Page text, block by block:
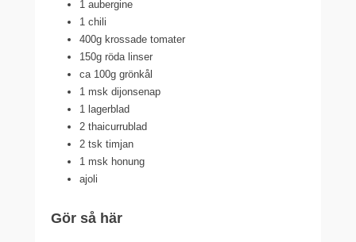
1 aubergine
1 chili
400g krossade tomater
150g röda linser
ca 100g grönkål
1 msk dijonsenap
1 lagerblad
2 thaicurrublad
2 tsk timjan
1 msk honung
ajoli
Gör så här